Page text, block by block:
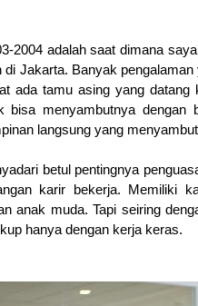
2004 adalah saat dimana
di Jakarta. Banyak
ada tamu asing yang
bisa menyambutnya dengan
langsung yang
betul pentingnya
karir bekerja. Memiliki
anak muda. Tapi seiring
hanya dengan kerja keras.